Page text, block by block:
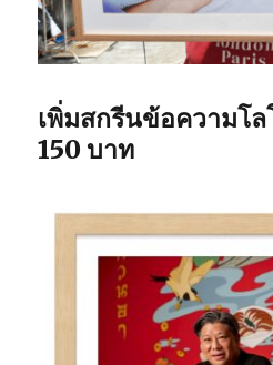
เพิ่มสกรีนข้อความโล
150 บาท